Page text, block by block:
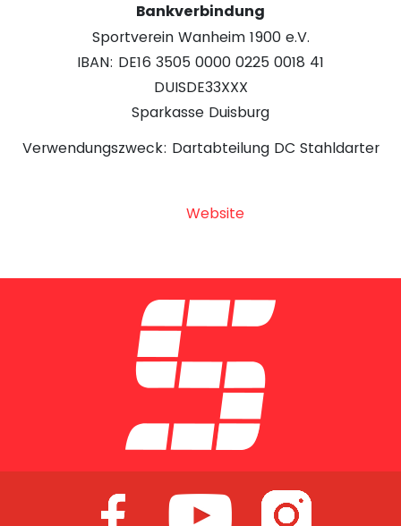
Bankverbindung
Sportverein Wanheim 1900 e.V.
IBAN: DE16 3505 0000 0225 0018 41
DUISDE33XXX
Sparkasse Duisburg
Verwendungszweck: Dartabteilung DC Stahldarter
Website